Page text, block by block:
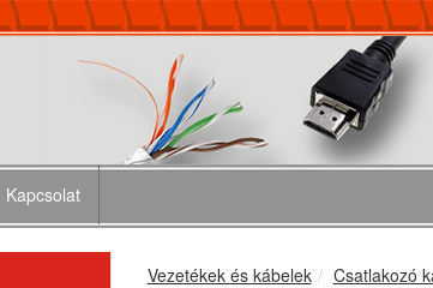
Kapcsolat
Vezetékek és kábelek Csatlakozó